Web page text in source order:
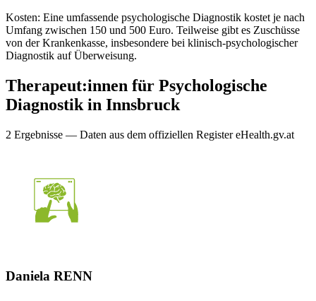
Kosten: Eine umfassende psychologische Diagnostik kostet je nach
Umfang zwischen 150 und 500 Euro. Teilweise gibt es Zuschüsse
von der Krankenkasse, insbesondere bei klinisch-psychologischer
Diagnostik auf Überweisung.
Therapeut:innen für Psychologische
Diagnostik in Innsbruck
2 Ergebnisse — Daten aus dem offiziellen Register eHealth.gv.at
Daniela RENN